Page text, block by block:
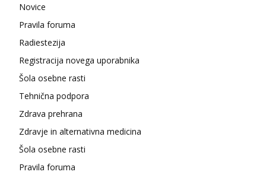
Novice
Pravila foruma
Radiestezija
Registracija novega uporabnika
Šola osebne rasti
Tehnična podpora
Zdrava prehrana
Zdravje in alternativna medicina
Šola osebne rasti
Pravila foruma